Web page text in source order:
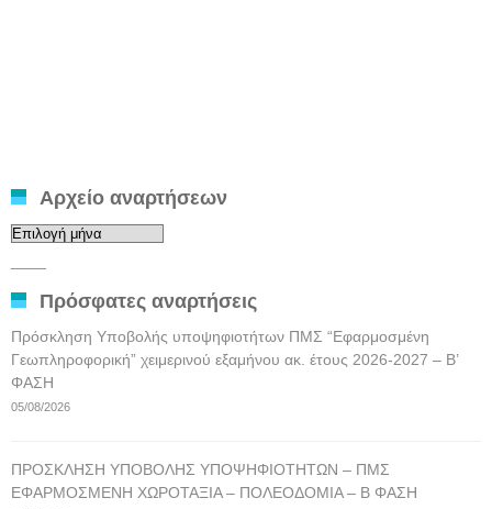
Αρχείο αναρτήσεων
Αρχείο
Πρόσφατες αναρτήσεις
Πρόσκληση Υποβολής υποψηφιοτήτων ΠΜΣ “Εφαρμοσμένη
Γεωπληροφορική” χειμερινού εξαμήνου ακ. έτους 2026-2027 – Β’
ΦΑΣΗ
05/08/2026
ΠΡΟΣΚΛΗΣΗ ΥΠΟΒΟΛΗΣ ΥΠΟΨΗΦΙΟΤΗΤΩΝ – ΠΜΣ
ΕΦΑΡΜΟΣΜΕΝΗ ΧΩΡΟΤΑΞΙΑ – ΠΟΛΕΟΔΟΜΙΑ – Β ΦΑΣΗ